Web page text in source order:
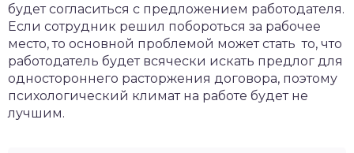
будет согласиться с предложением работодателя.
Если сотрудник решил побороться за рабочее
место, то основной проблемой может стать то, что
работодатель будет всячески искать предлог для
одностороннего расторжения договора, поэтому
психологический климат на работе будет не
лучшим.